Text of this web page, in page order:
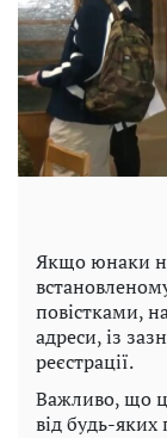
Якщо юнаки
повістками,
адреси, із
реєстрації.
Важливо, що
від будь-яких